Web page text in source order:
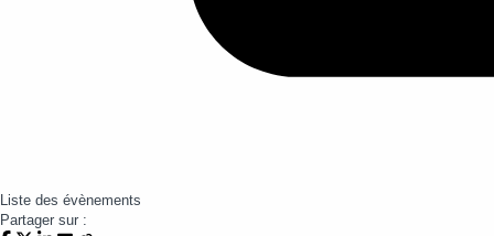
Liste des évènements
Partager sur :